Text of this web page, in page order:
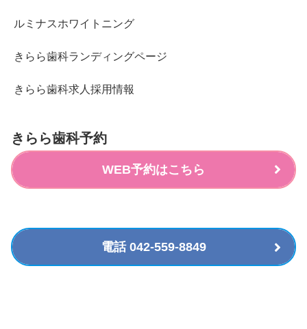
ルミナスホワイトニング
きらら歯科ランディングページ
きらら歯科求人採用情報
きらら歯科予約
WEB予約はこちら
電話 042-559-8849